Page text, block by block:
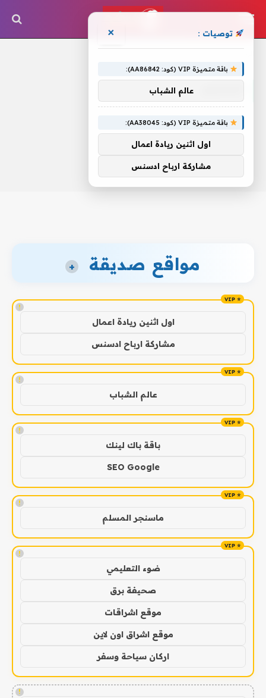
مواقع صديقة +
!
اول اثنين ريادة اعمال
مشاركة ارباح ادسنس
!
عالم الشباب
!
باقة باك لينك
SEO Google
!
ماسنجر المسلم
!
ضوء التعليمي
صحيفة برق
موقع اشراقات
موقع اشراق اون لاين
اركان سياحة وسفر
!
توصيات : ×
باقة متميزة VIP (كود: AA86842):
عالم الشباب
باقة متميزة VIP (كود: AA38045):
اول اثنين ريادة اعمال
مشاركة ارباح ادسنس